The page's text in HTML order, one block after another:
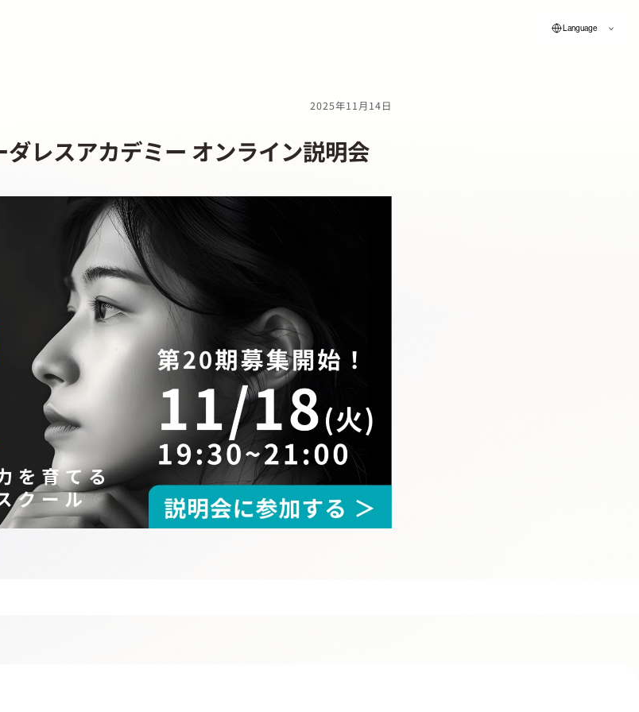
Language
2025年11月14日
レスアカデミー オンライン説明会